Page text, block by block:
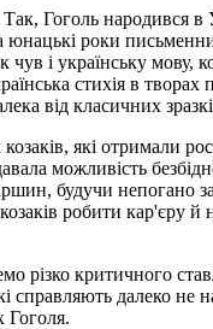
Гоголь народився
роки
і українську мову,
стихія в
від класичних
які отримали
можливість
будучи непогано
робити кар'єру
різко критичного
справляють далеко
Гоголя.